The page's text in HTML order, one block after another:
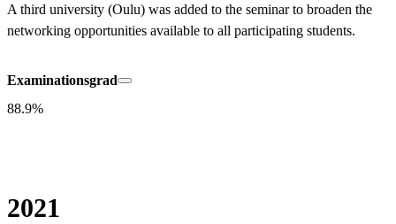
A third university (Oulu) was added to the seminar to broaden the
networking opportunities available to all participating students.
Examinationsgrad
88.9%
2021